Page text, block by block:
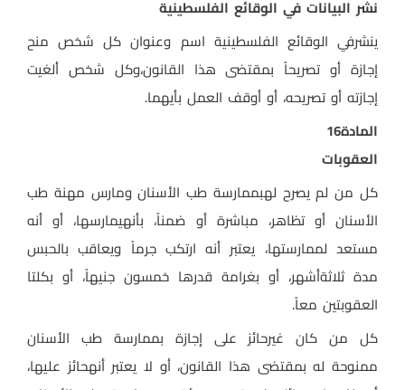
نشر البيانات في الوقائع الفلسطينية
ينشرفي الوقائع الفلسطينية اسم وعنوان كل شخص منح
إجازة أو تصريحاً بمقتضى هذا القانون،وكل شخص ألغيت
إجازته أو تصريحه، أو أوقف العمل بأيهما.
المادة16
العقوبات
كل من لم يصرح لهبممارسة طب الأسنان ومارس مهنة طب
الأسنان أو تظاهر، مباشرة أو ضمناً، بأنهيمارسها، أو أنه
مستعد لممارستها، يعتبر أنه ارتكب جرماً ويعاقب بالحبس
مدة ثلاثةأشهر، أو بغرامة قدرها خمسون جنيهاً، أو بكلتا
العقوبتين معاً.
كل من كان غيرحائز على إجازة بممارسة طب الأسنان
ممنوحة له بمقتضى هذا القانون، أو لا يعتبر أنهحائز عليها،